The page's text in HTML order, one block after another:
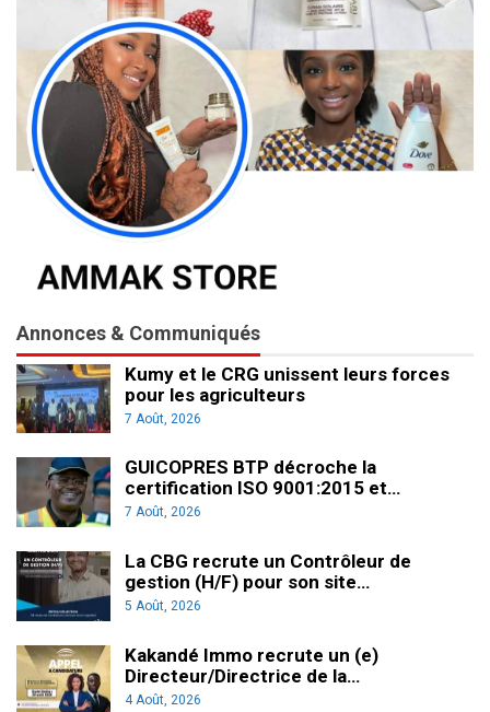
Annonces & Communiqués
Kumy et le CRG unissent leurs forces
pour les agriculteurs
7 Août, 2026
GUICOPRES BTP décroche la
certification ISO 9001:2015 et…
7 Août, 2026
La CBG recrute un Contrôleur de
gestion (H/F) pour son site…
5 Août, 2026
Kakandé Immo recrute un (e)
Directeur/Directrice de la…
4 Août, 2026